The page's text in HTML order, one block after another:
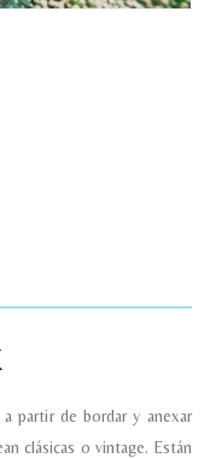
a partir de bordar y anexar
clásicas o vintage. Están